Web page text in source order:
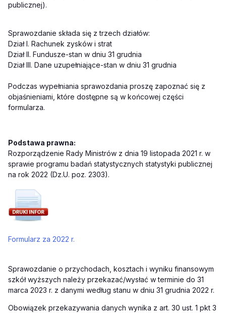
publicznej).
Sprawozdanie składa się z trzech działów:
Dział I. Rachunek zysków i strat
Dział II. Fundusze-stan w dniu 31 grudnia
Dział III. Dane uzupełniające-stan w dniu 31 grudnia
Podczas wypełniania sprawozdania proszę zapoznać się z
objaśnieniami, które dostępne są w końcowej części
formularza.
Podstawa prawna:
Rozporządzenie Rady Ministrów z dnia 19 listopada 2021 r. w
sprawie programu badań statystycznych statystyki publicznej
na rok 2022 (Dz.U. poz. 2303).
Formularz za 2022 r.
Sprawozdanie o przychodach, kosztach i wyniku finansowym
szkół wyższych należy przekazać/wysłać w terminie do 31
marca 2023 r. z danymi według stanu w dniu 31 grudnia 2022 r.
Obowiązek przekazywania danych wynika z art. 30 ust. 1 pkt 3